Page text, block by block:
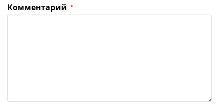
Комментарий *